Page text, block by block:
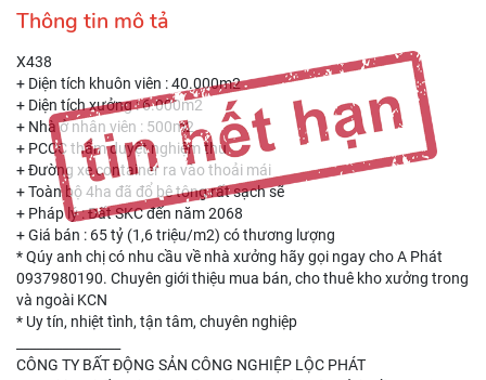
Thông tin mô tả
X438
+ Diện tích khuôn viên : 40.000m2
+ Diện tích xưởng : 6.000m2
+ Nhà ở nhân viên : 500m2
+ PCCC thẩm duyệt nghiệm thu
+ Đường xe container ra vào thoải mái
+ Toàn bộ 4ha đã đổ bê tông rất sạch sẽ
+ Pháp lý : Đất SKC đến năm 2068
+ Giá bán : 65 tỷ (1,6 triệu/m2) có thương lượng
* Qúy anh chị có nhu cầu về nhà xưởng hãy gọi ngay cho A Phát
0937980190. Chuyên giới thiệu mua bán, cho thuê kho xưởng trong
và ngoài KCN
* Uy tín, nhiệt tình, tận tâm, chuyên nghiệp
CÔNG TY BẤT ĐỘNG SẢN CÔNG NGHIỆP LỘC PHÁT